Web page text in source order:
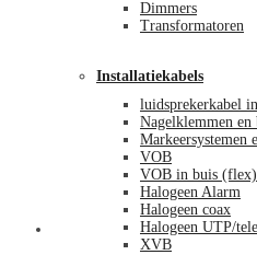
Mijn account
Dimmers
Transformatoren
Installatiekabels
luidsprekerkabel
Nagelklemmen en
Markeersystemen
VOB
VOB in buis (flex)
Halogeen Alarm
Halogeen coax
Halogeen UTP/
XVB